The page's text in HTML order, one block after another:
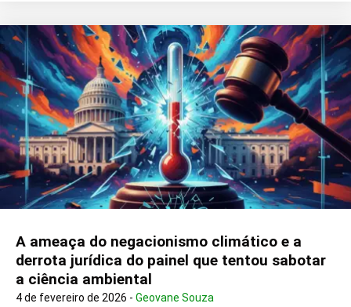
A ameaça do negacionismo climático e a
derrota jurídica do painel que tentou sabotar
a ciência ambiental
4 de fevereiro de 2026 - Geovane Souza